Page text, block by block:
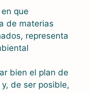
que
de materias
representa
bien el plan de
de ser posible,